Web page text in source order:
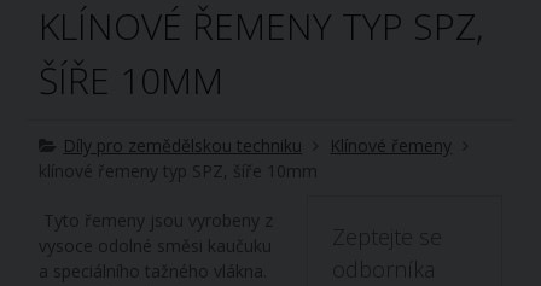
KLÍNOVÉ ŘEMENY TYP SPZ,
ŠÍŘE 10MM
Díly pro zemědělskou techniku
Klínové řemeny
klínové řemeny typ SPZ, šíře 10mm
Zeptejte se
odborníka
Tyto řemeny jsou vyrobeny z
vysoce odolné směsi kaučuku
a speciálního tažného vlákna.